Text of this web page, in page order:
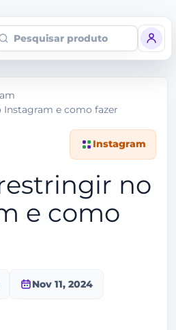
produto
e como fazer
Instagram
no
e como
Nov 11, 2024